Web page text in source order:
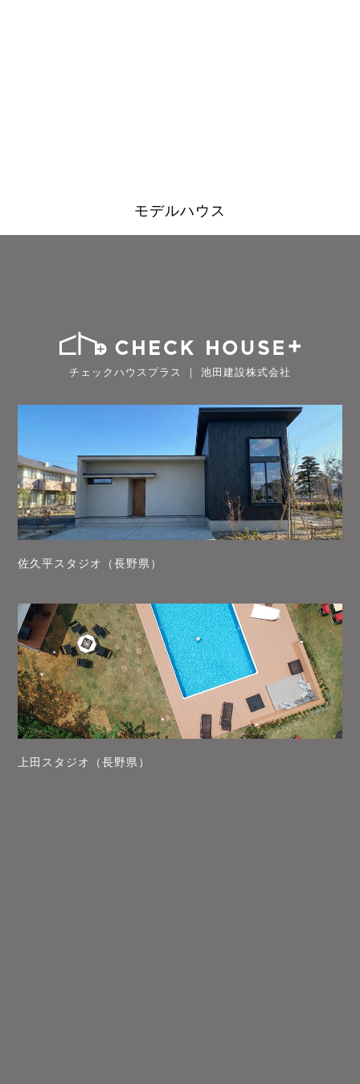
モデルハウス
チェックハウスプラス ｜ 池田建設株式会社
佐久平スタジオ（長野県）
上田スタジオ（長野県）